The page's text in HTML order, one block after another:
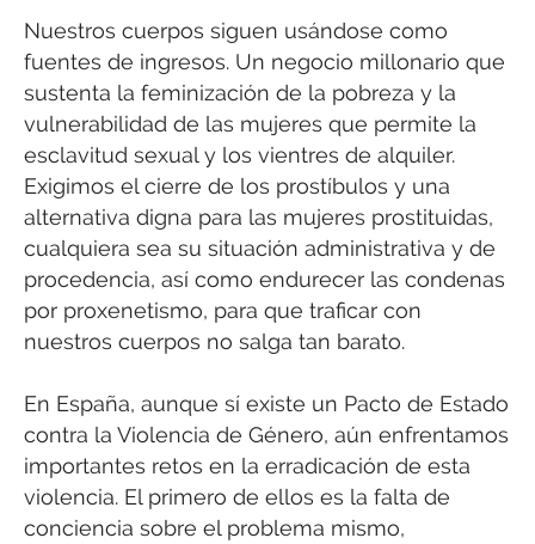
Nuestros cuerpos siguen usándose como
fuentes de ingresos. Un negocio millonario que
sustenta la feminización de la pobreza y la
vulnerabilidad de las mujeres que permite la
esclavitud sexual y los vientres de alquiler.
Exigimos el cierre de los prostíbulos y una
alternativa digna para las mujeres prostituidas,
cualquiera sea su situación administrativa y de
procedencia, así como endurecer las condenas
por proxenetismo, para que traficar con
nuestros cuerpos no salga tan barato.
En España, aunque sí existe un Pacto de Estado
contra la Violencia de Género, aún enfrentamos
importantes retos en la erradicación de esta
violencia. El primero de ellos es la falta de
conciencia sobre el problema mismo,